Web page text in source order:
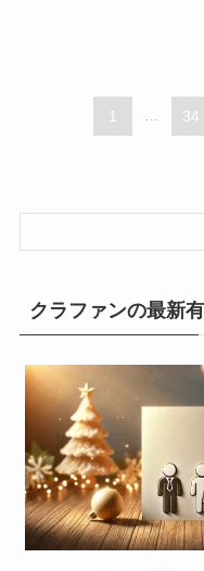
1 ... 34
クラファンの最新